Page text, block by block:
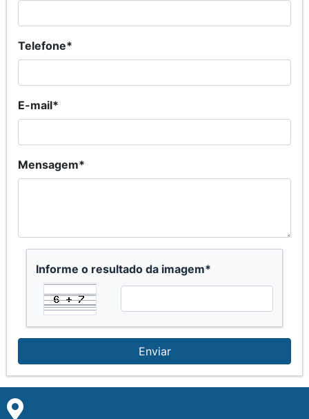
Telefone*
E-mail*
Mensagem*
Informe o resultado da imagem*
Enviar